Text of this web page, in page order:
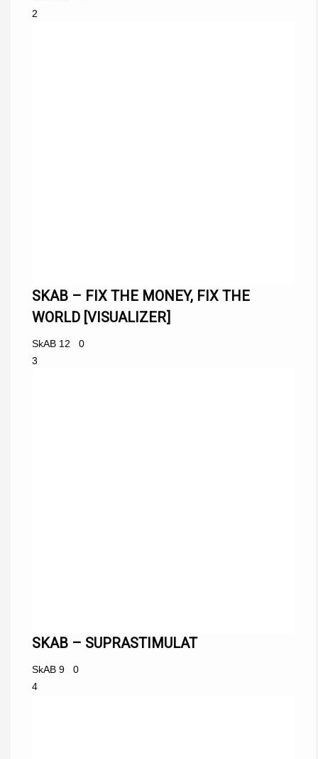
2
SKAB – FIX THE MONEY, FIX THE
WORLD [VISUALIZER]
SkAB 12
0
3
SKAB – SUPRASTIMULAT
SkAB 9
0
4